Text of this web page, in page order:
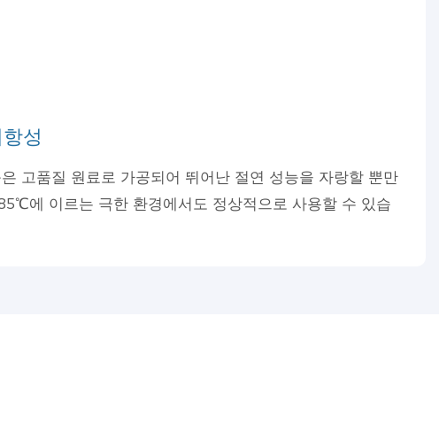
성
고품질 원료로 가공되어 뛰어난 절연 성능을 자랑할 뿐만
에 이르는 극한 환경에서도 정상적으로 사용할 수 있습